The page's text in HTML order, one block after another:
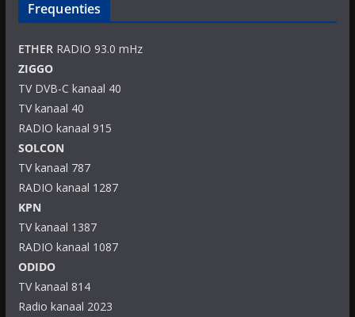
Frequenties
ETHERRADIO 93.0 mHz
ZIGGO
TV DVB-C kanaal 40
TV kanaal 40
RADIO kanaal 915
SOLCON
TV kanaal 787
RADIO kanaal 1287
KPN
TV kanaal 1387
RADIO kanaal 1087
ODIDO
TV kanaal 814
Radio kanaal 2023